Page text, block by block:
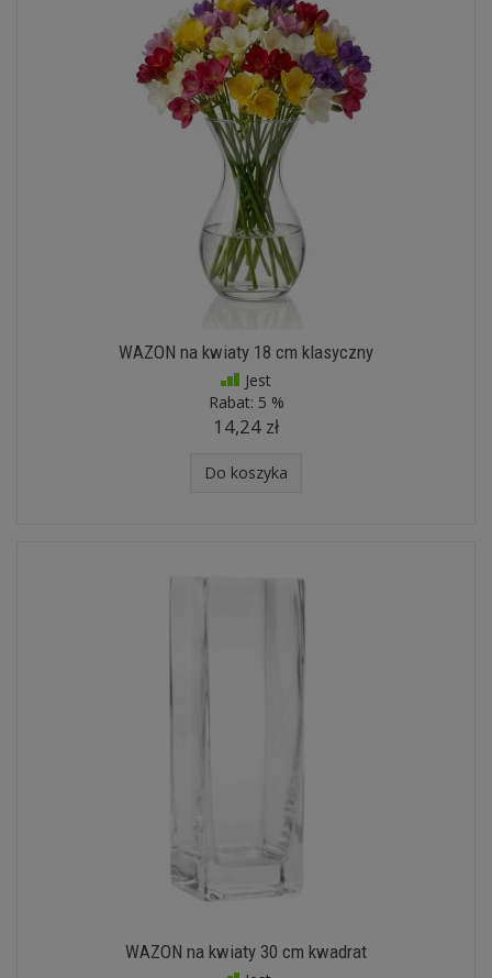
WAZON na kwiaty 18 cm klasyczny
Jest
Rabat: 5 %
14,24 zł
Do koszyka
WAZON na kwiaty 30 cm kwadrat